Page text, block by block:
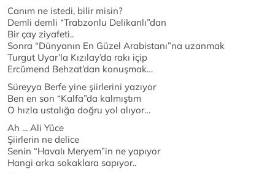
Canım ne istedi, bilir misin?
Demli demli “Trabzonlu Delikanlı”dan
Bir çay ziyafeti..
Sonra “Dünyanın En Güzel Arabistanı”na uzanmak
Turgut Uyar’la Kızılay’da rakı içip
Ercümend Behzat’dan konuşmak…
Süreyya Berfe yine şiirlerini yazıyor
Ben en son “Kalfa”da kalmıştım
O hızla ustalığa doğru yol alıyor…
Ah ... Ali Yüce
Şiirlerin ne delice
Senin “Havalı Meryem”in ne yapıyor
Hangi arka sokaklara sapıyor..